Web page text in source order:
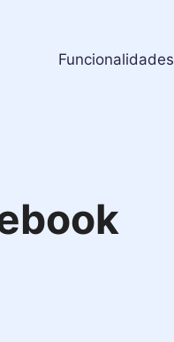
Funcionalidades